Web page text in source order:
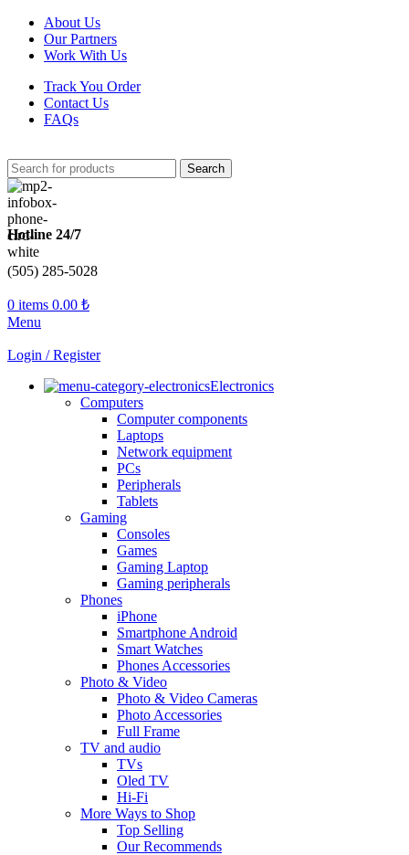
About Us
Our Partners
Work With Us
Track You Order
Contact Us
FAQs
Search
Hotline 24/7
(505) 285-5028
0 items 0.00 ₺
Menu
Login / Register
Electronics
Computers
Computer components
Laptops
Network equipment
PCs
Peripherals
Tablets
Gaming
Consoles
Games
Gaming Laptop
Gaming peripherals
Phones
iPhone
Smartphone Android
Smart Watches
Phones Accessories
Photo & Video
Photo & Video Cameras
Photo Accessories
Full Frame
TV and audio
TVs
Oled TV
Hi-Fi
More Ways to Shop
Top Selling
Our Recommends